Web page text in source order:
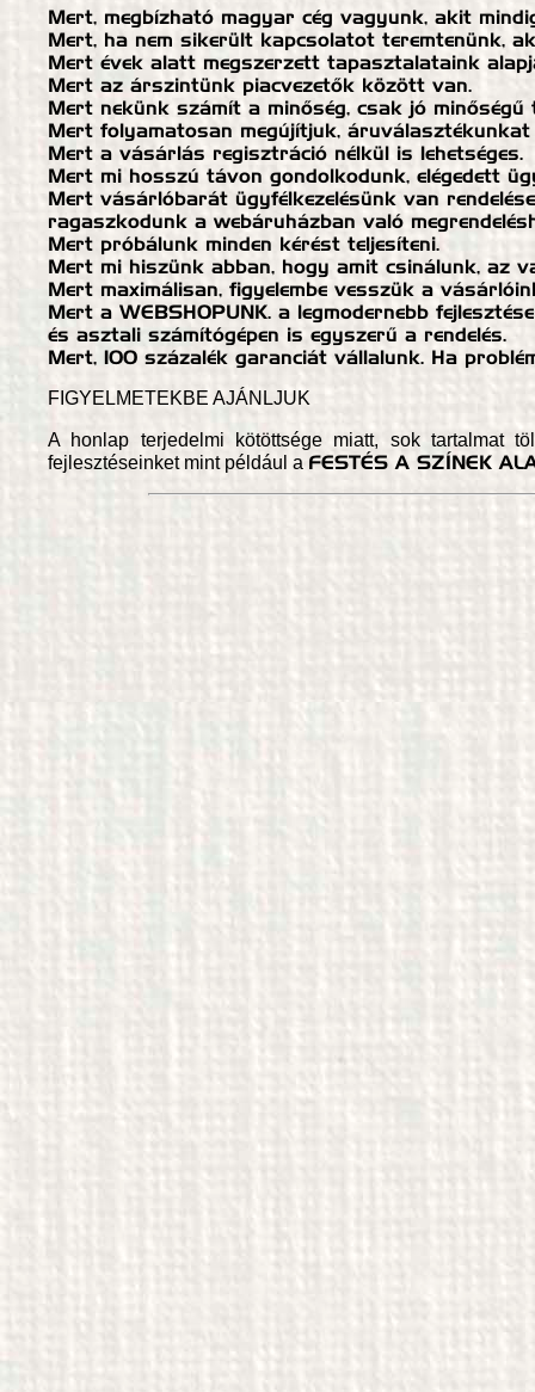
Mert, megbízható magyar cég vagyunk, akit
Mert, ha nem sikerült kapcsolatot teremtenünk,
Mert évek alatt megszerzett tapasztalataink
Mert az árszintünk piacvezetők között van.
Mert nekünk számít a minőség, csak jó
Mert folyamatosan megújítjuk,
Mert a vásárlás regisztráció nélkül is lehetséges.
Mert mi hosszú távon gondolkodunk, elégedett
Mert vásárlóbarát ügyfélkezelésünk van
ragaszkodunk a webáruházban való
Mert próbálunk minden kérést teljesíteni.
Mert mi hiszünk abban, hogy amit csinálunk, az
Mert maximálisan, figyelembe vesszük a
Mert a WEBSHOPUNK. a legmodernebb
és asztali számítógépen is egyszerű a rendelés.
Mert, 100 százalék garanciát vállalunk. Ha
FIGYELMETEKBE AJÁNLJUK
A honlap terjedelmi kötöttsége miatt, sok tartalmat
fejlesztéseinket mint például a FESTÉS A SZÍNEK